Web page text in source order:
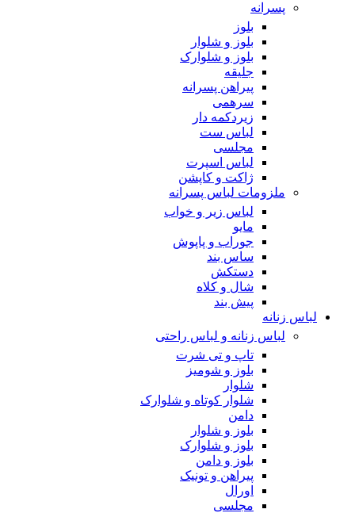
پسرانه
بلوز
بلوز و شلوار
بلوز و شلوارک
جلیقه
پیراهن پسرانه
سرهمی
زیردکمه دار
لباس ست
مجلسی
لباس اسپرت
ژاکت و کاپشن
ملزومات لباس پسرانه
لباس زیر و خواب
مایو
جوراب و پاپوش
ساس بند
دستکش
شال و کلاه
پیش بند
لباس زنانه
لباس زنانه و لباس راحتی
تاپ و تی شرت
بلوز و شومیز
شلوار
شلوار کوتاه و شلوارک
دامن
بلوز و شلوار
بلوز و شلوارک
بلوز و دامن
پیراهن و تونیک
اورال
مجلسی